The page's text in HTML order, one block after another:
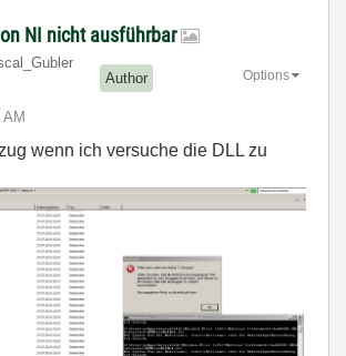
NI nicht ausführbar
Author Options
wenn ich versuche die DLL zu